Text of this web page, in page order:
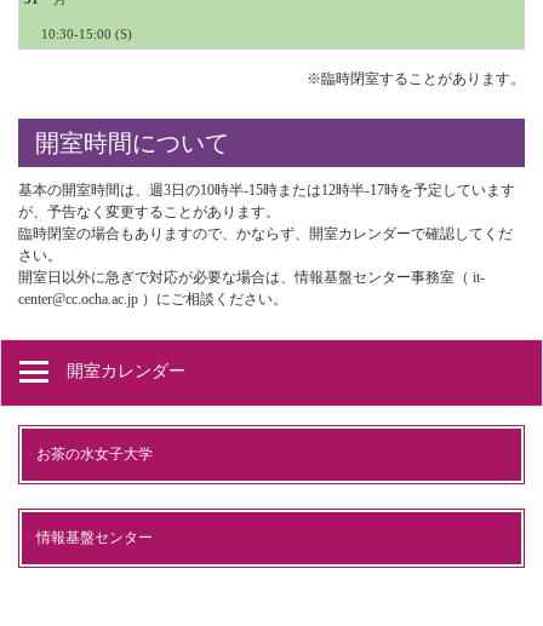
10:30-15:00 (S)
※臨時閉室することがあります。
開室時間について
基本の開室時間は、週3日の10時半-15時または12時半-17時を予定しています
が、予告なく変更することがあります。
臨時閉室の場合もありますので、かならず、開室カレンダーで確認してくだ
さい。
開室日以外に急ぎで対応が必要な場合は、情報基盤センター事務室（ it-
center@cc.ocha.ac.jp ）にご相談ください。
開室カレンダー
お茶の水女子大学
情報基盤センター